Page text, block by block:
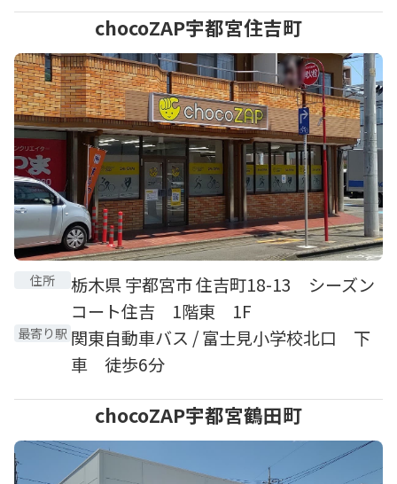
chocoZAP宇都宮住吉町
住所
栃木県 宇都宮市 住吉町18-13 シーズン
コート住吉 1階東 1F
最寄り駅 関東自動車バス / 富士見小学校北口 下
車 徒歩6分
chocoZAP宇都宮鶴田町